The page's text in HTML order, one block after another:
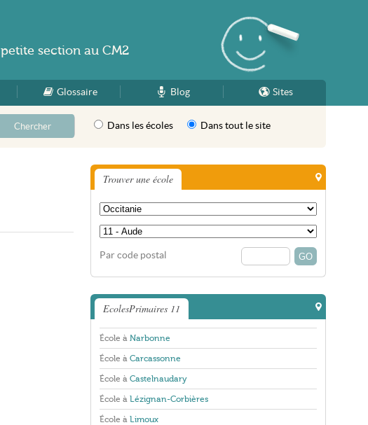
Glossaire Blog Sites
Dans les écoles Dans tout le site
Trouver une école
Par code postal
EcolesPrimaires 11
École à Narbonne
École à Carcassonne
École à Castelnaudary
École à Lézignan-Corbières
École à Limoux
petite section au CM2